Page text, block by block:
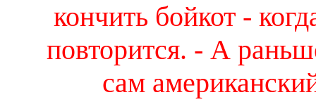
кончить бойкот -
повторится. - А
сам